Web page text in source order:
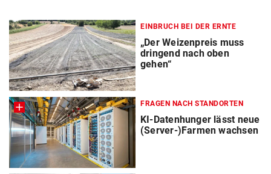
EINBRUCH BEI DER ERNTE
„Der Weizenpreis muss
dringend nach oben
gehen“
FRAGEN NACH STANDORTEN
KI-Datenhunger lässt neue
(Server-)Farmen wachsen